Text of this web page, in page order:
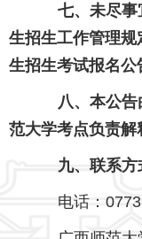
七、未尽
生招生工作管理
生招生考试报名公
八、本公告由
范大学考点负责解
九、联系方
电话：0773-